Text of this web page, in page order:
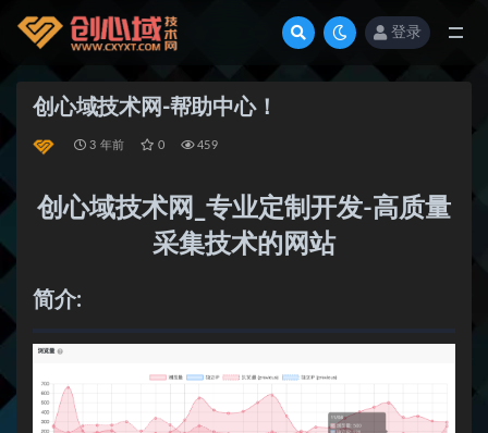
登录
创心域技术网-帮助中心！
3 年前 0 459
创心域技术网_专业定制开发-高质量
采集技术的网站
简介: